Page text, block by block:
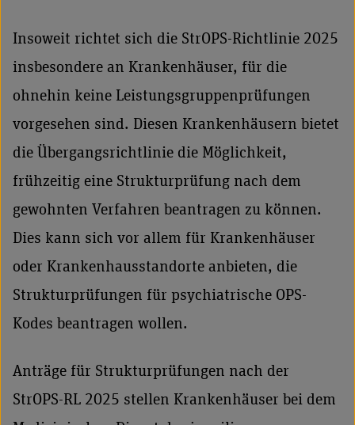
Insoweit richtet sich die StrOPS-Richtlinie 2025
insbesondere an Krankenhäuser, für die
ohnehin keine Leistungsgruppenprüfungen
vorgesehen sind. Diesen Krankenhäusern bietet
die Übergangsrichtlinie die Möglichkeit,
frühzeitig eine Strukturprüfung nach dem
gewohnten Verfahren beantragen zu können.
Dies kann sich vor allem für Krankenhäuser
oder Krankenhausstandorte anbieten, die
Strukturprüfungen für psychiatrische OPS-
Kodes beantragen wollen.
Anträge für Strukturprüfungen nach der
StrOPS-RL 2025 stellen Krankenhäuser bei dem